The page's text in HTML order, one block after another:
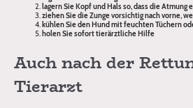
lagern Sie Kopf und Hals so, dass die Atmung
ziehen Sie die Zunge vorsichtig nach vorne,
kühlen Sie den Hund mit feuchten Tüchern
holen Sie sofort tierärztliche Hilfe
Auch nach der
Tierarzt